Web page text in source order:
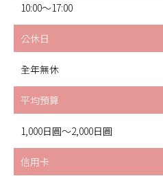
10:00～17:00
公休日
全年無休
平均預算
1,000日圓～2,000日圓
信用卡